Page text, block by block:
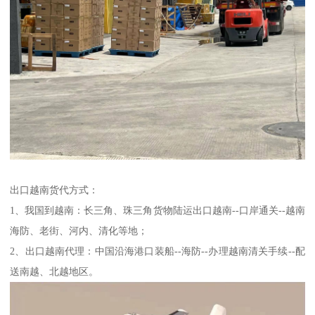
出口越南货代方式：
1、我国到越南：长三角、珠三角货物陆运出口越南--口岸通关--越南
海防、老街、河内、清化等地；
2、出口越南代理：中国沿海港口装船--海防--办理越南清关手续--配
送南越、北越地区。